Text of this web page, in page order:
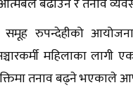
बढाउन र तनाव
समूह रुपन्देहीको
महिलाका लागी
तनाव बढ्ने भएकाले